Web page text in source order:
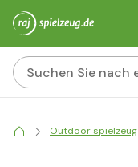
Outdoor spielzeug